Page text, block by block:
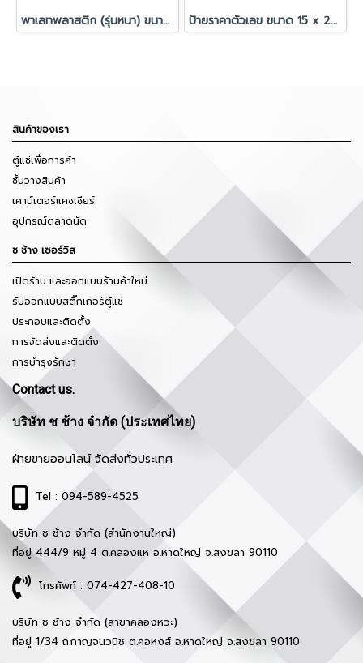
พาเลทพลาสติก (รุ่นหนา) ขนาด 100x120x15 cm. ป้ายราคาตัวเลข ขนาด 15 x 20 ซม.
สินค้าของเรา
ตู้แช่เพื่อการค้า
ชั้นวางสินค้า
เคาน์เตอร์แคชเชียร์
อุปกรณ์ตลาดนัด
ช ช้าง เซอร์วิส
เปิดร้าน และออกแบบร้านค้าใหม่
รับออกแบบสติ๊กเกอร์ตู้แช่
ประกอบและติดตั้ง
การจัดส่งและติดตั้ง
การบำรุงรักษา
Contact us.
บริษัท ช ช้าง จำกัด (ประเทศไทย)
ฝ่ายขายออนไลน์ จัดส่งทั่วประเทศ
Tel : 094-589-4525
บริษัท ช ช้าง จำกัด (สำนักงานใหญ่)
ที่อยู่ 444/9 หมู่ 4 ต.คลองแห อ.หาดใหญ่ จ.สงขลา 90110
โทรศัพท์ : 074-427-408-10
บริษัท ช ช้าง จำกัด (สาขาคลองหวะ)
ที่อยู่ 1/34 ถ.กาญจนวนิช ต.คอหงส์ อ.หาดใหญ่ จ.สงขลา 90110